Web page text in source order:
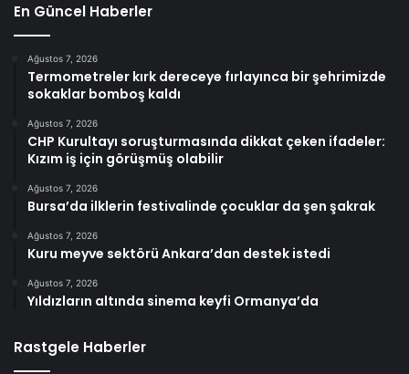
En Güncel Haberler
Ağustos 7, 2026
Termometreler kırk dereceye fırlayınca bir şehrimizde
sokaklar bomboş kaldı
Ağustos 7, 2026
CHP Kurultayı soruşturmasında dikkat çeken ifadeler:
Kızım iş için görüşmüş olabilir
Ağustos 7, 2026
Bursa’da ilklerin festivalinde çocuklar da şen şakrak
Ağustos 7, 2026
Kuru meyve sektörü Ankara’dan destek istedi
Ağustos 7, 2026
Yıldızların altında sinema keyfi Ormanya’da
Rastgele Haberler